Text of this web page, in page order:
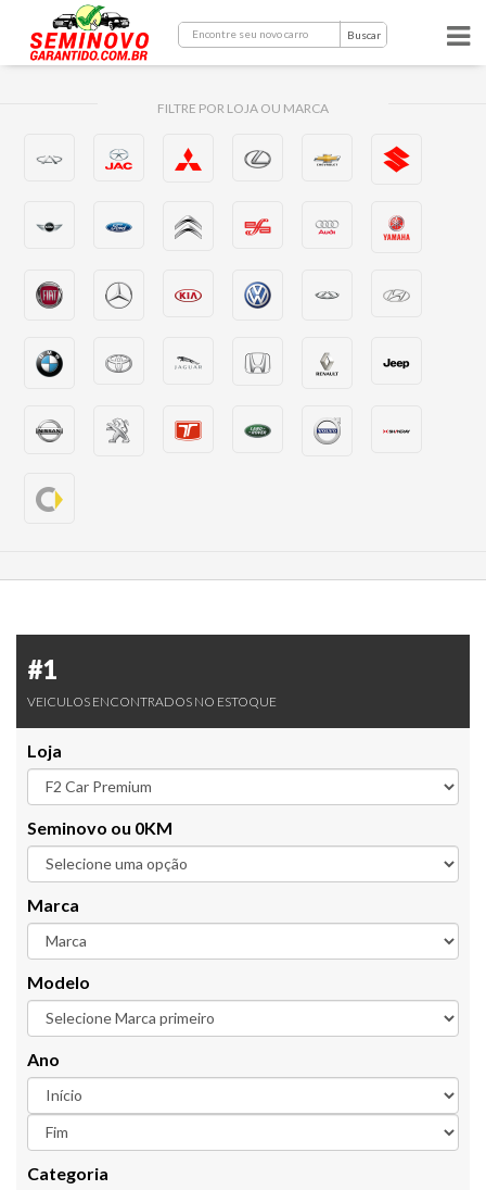
Buscar
FILTRE POR LOJA OU MARCA
#1
VEICULOS ENCONTRADOS NO ESTOQUE
Loja
Seminovo ou 0KM
Marca
Modelo
Ano
Categoria